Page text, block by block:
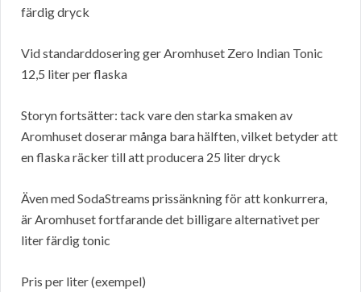
färdig dryck
Vid standarddosering ger Aromhuset Zero Indian Tonic
12,5 liter per flaska
Storyn fortsätter: tack vare den starka smaken av
Aromhuset doserar många bara hälften, vilket betyder att
en flaska räcker till att producera 25 liter dryck
Även med SodaStreams prissänkning för att konkurrera,
är Aromhuset fortfarande det billigare alternativet per
liter färdig tonic
Pris per liter (exempel)